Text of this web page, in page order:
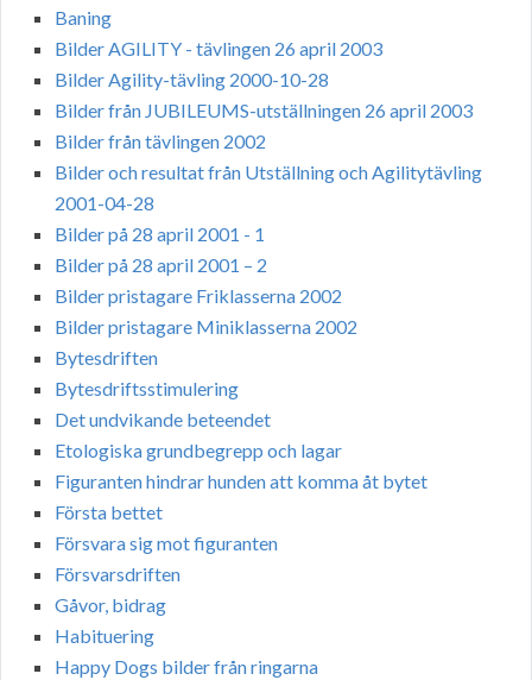
Baning
Bilder AGILITY - tävlingen 26 april 2003
Bilder Agility-tävling 2000-10-28
Bilder från JUBILEUMS-utställningen 26 april 2003
Bilder från tävlingen 2002
Bilder och resultat från Utställning och Agilitytävling
2001-04-28
Bilder på 28 april 2001 - 1
Bilder på 28 april 2001 – 2
Bilder pristagare Friklasserna 2002
Bilder pristagare Miniklasserna 2002
Bytesdriften
Bytesdriftsstimulering
Det undvikande beteendet
Etologiska grundbegrepp och lagar
Figuranten hindrar hunden att komma åt bytet
Första bettet
Försvara sig mot figuranten
Försvarsdriften
Gåvor, bidrag
Habituering
Happy Dogs bilder från ringarna